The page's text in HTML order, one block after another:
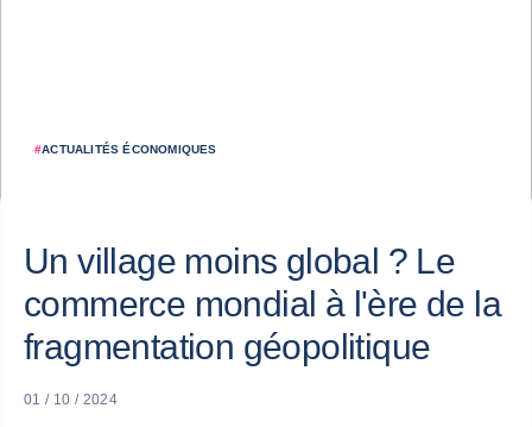
#ACTUALITÉS ÉCONOMIQUES
Un village moins global ? Le
commerce mondial à l'ère de la
fragmentation géopolitique
01 / 10 / 2024